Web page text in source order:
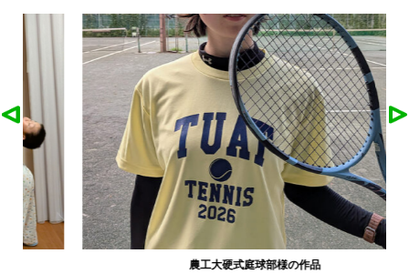
農工大硬式庭球部様の作品